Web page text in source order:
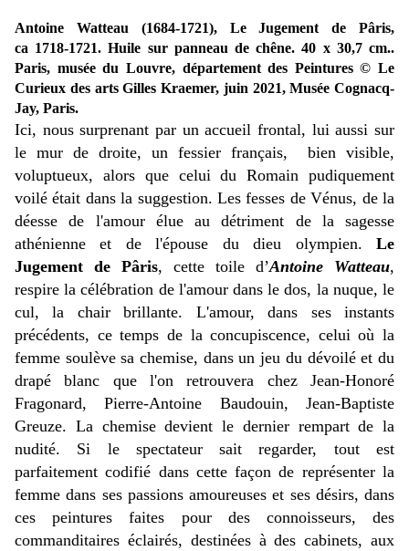
Antoine Watteau (1684-1721), Le Jugement de Pâris,
ca 1718-1721. Huile sur panneau de chêne. 40 x 30,7 cm..
Paris, musée du Louvre, département des Peintures © Le
Curieux des arts Gilles Kraemer, juin 2021, Musée Cognacq-
Jay, Paris.
Ici, nous surprenant par un accueil frontal, lui aussi sur
le mur de droite, un fessier français, bien visible,
voluptueux, alors que celui du Romain pudiquement
voilé était dans la suggestion. Les fesses de Vénus, de la
déesse de l'amour élue au détriment de la sagesse
athénienne et de l'épouse du dieu olympien. Le
Jugement de Pâris, cette toile d’Antoine Watteau,
respire la célébration de l'amour dans le dos, la nuque, le
cul, la chair brillante. L'amour, dans ses instants
précédents, ce temps de la concupiscence, celui où la
femme soulève sa chemise, dans un jeu du dévoilé et du
drapé blanc que l'on retrouvera chez Jean-Honoré
Fragonard, Pierre-Antoine Baudouin, Jean-Baptiste
Greuze. La chemise devient le dernier rempart de la
nudité. Si le spectateur sait regarder, tout est
parfaitement codifié dans cette façon de représenter la
femme dans ses passions amoureuses et ses désirs, dans
ces peintures faites pour des connoisseurs, des
commanditaires éclairés, destinées à des cabinets, aux